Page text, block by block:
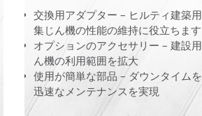
交換用アダプター – ヒルティ建築
集じん機の性能の維持に役立ちます
オプションのアクセサリー – 建設
ん機の利用範囲を拡大
使用が簡単な部品 – ダウンタイム
迅速なメンテナンスを実現